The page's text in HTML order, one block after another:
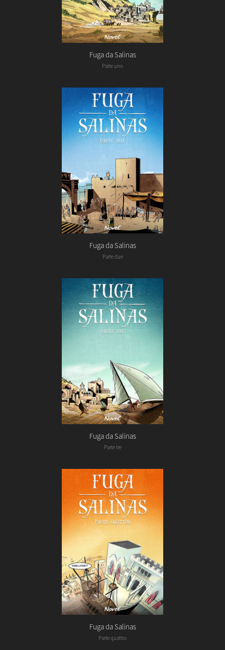
Fuga da Salinas
Parte uno
Fuga da Salinas
Parte due
Fuga da Salinas
Parte tre
Fuga da Salinas
Parte quattro